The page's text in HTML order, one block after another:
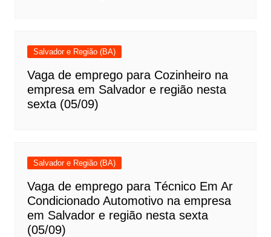
Salvador e Região (BA)
Vaga de emprego para Cozinheiro na
empresa em Salvador e região nesta
sexta (05/09)
Salvador e Região (BA)
Vaga de emprego para Técnico Em Ar
Condicionado Automotivo na empresa
em Salvador e região nesta sexta
(05/09)